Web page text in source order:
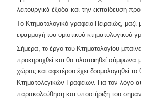
λειτουργικά έξοδα και την εκπαίδευση
Το Κτηματολογικό γραφείο Πειραιώς, μαζί
εφαρμογή του οριστικού κτηματολογικού
Σήμερα, το έργο του Κτηματολογίου
προκηρυχθεί και θα υλοποιηθεί σύμφωνα
χώρας και αφετέρου έχει δρομολογηθεί το
Κτηματολογικών Γραφείων. Για τον λόγο
παρακολούθηση και υποστήριξη του